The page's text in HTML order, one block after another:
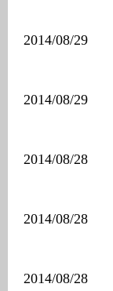
2014/08/29
2014/08/29
2014/08/28
2014/08/28
2014/08/28